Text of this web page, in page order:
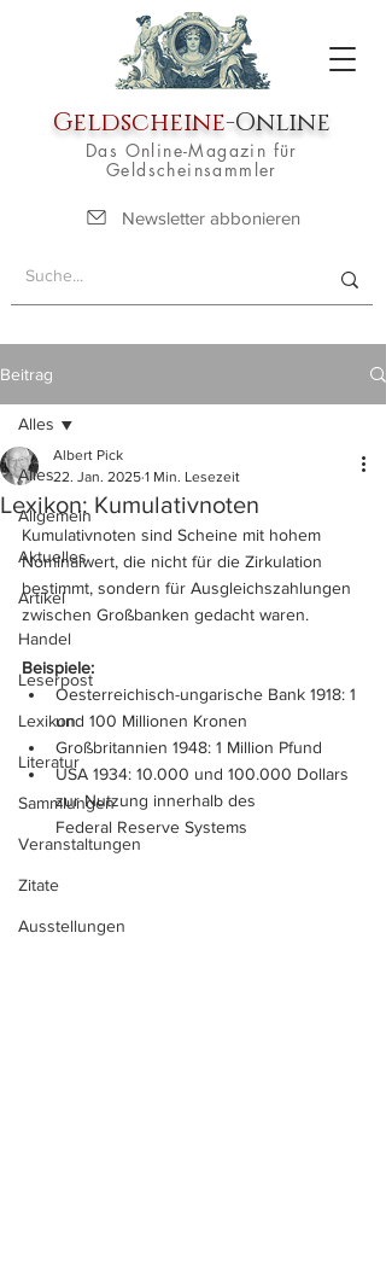
Geldscheine-Online
Das Online-Magazin für
Geldscheinsammler
Newsletter abbonieren
Beitrag
Alles
Allgemein
Aktuelles
Artikel
Handel
Leserpost
Lexikon
Literatur
Sammlungen
Veranstaltungen
Zitate
Ausstellungen
Alles
Lexikon: Kumulativnoten
Albert Pick
22. Jan. 2025 1 Min. Lesezeit
Kumulativnoten sind Scheine mit hohem
Nominalwert, die nicht für die Zirkulation
bestimmt, sondern für Ausgleichszahlungen
zwischen Großbanken gedacht waren.
Beispiele:
Oesterreichisch-ungarische Bank 1918: 1
und 100 Millionen Kronen
Großbritannien 1948: 1 Million Pfund
USA 1934: 10.000 und 100.000 Dollars
zur Nutzung innerhalb des
Federal Reserve Systems